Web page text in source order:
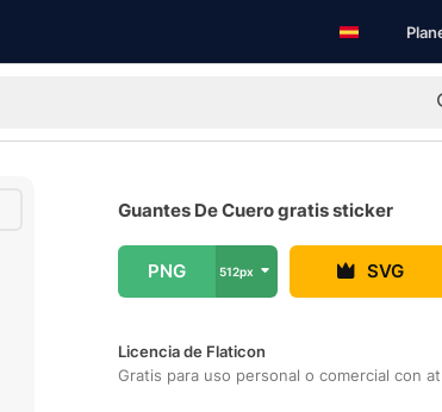
Guantes De Cuero gratis sticker
PNG 512px SVG
Licencia de Flaticon
Gratis para uso personal o comercial con